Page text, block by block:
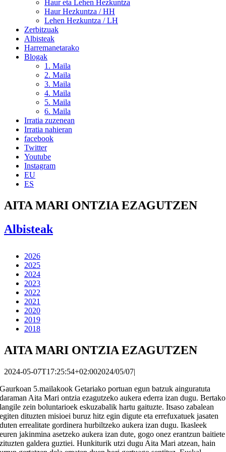
Haur eta Lehen Hezkuntza
Haur Hezkuntza / HH
Lehen Hezkuntza / LH
Zerbitzuak
Albisteak
Harremanetarako
Blogak
1. Maila
2. Maila
3. Maila
4. Maila
5. Maila
6. Maila
Irratia zuzenean
Irratia nahieran
facebook
Twitter
Youtube
Instagram
EU
ES
AITA MARI ONTZIA EZAGUTZEN
Albisteak
2026
2025
2024
2023
2022
2021
2020
2019
2018
AITA MARI ONTZIA EZAGUTZEN
2024-05-07T17:25:54+02:002024/05/07|
Gaurkoan 5.mailakook Getariako portuan egun batzuk ainguratuta
daraman Aita Mari ontzia ezagutzeko aukera ederra izan dugu. Bertako
langile zein boluntarioek eskuzabalik hartu gaituzte. Itsaso zabalean
egiten dituzten misioei buruz hitz egin digute eta errefuxatuek jasaten
duten errealitate gordinera hurbiltzeko aukera izan dugu. Ikasleek
euren jakinmina asetzeko aukera izan dute, gogo onez erantzun baitiete
zituzten galdera guztiei. Hunkiturik utzi dugu Aita Mari atzean, hain